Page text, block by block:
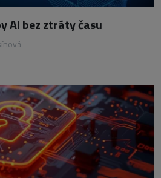
AI bez ztráty času